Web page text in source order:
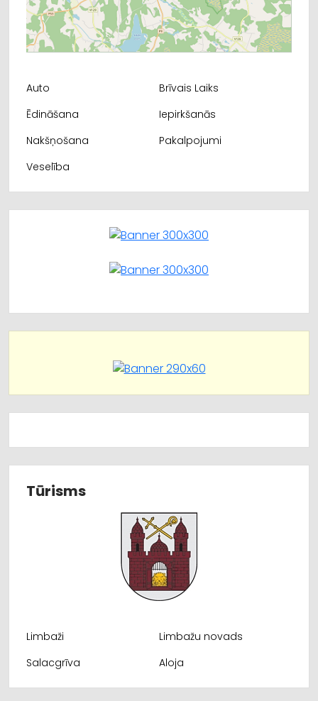
Auto
Brīvais Laiks
Ēdināšana
Iepirkšanās
Nakšņošana
Pakalpojumi
Veselība
Tūrisms
Limbaži
Limbažu novads
Salacgrīva
Aloja